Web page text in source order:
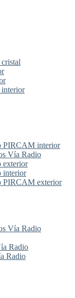
PIRCAM interior
Vía Radio
exterior
interior
PIRCAM exterior
Vía Radio
Radio
Radio